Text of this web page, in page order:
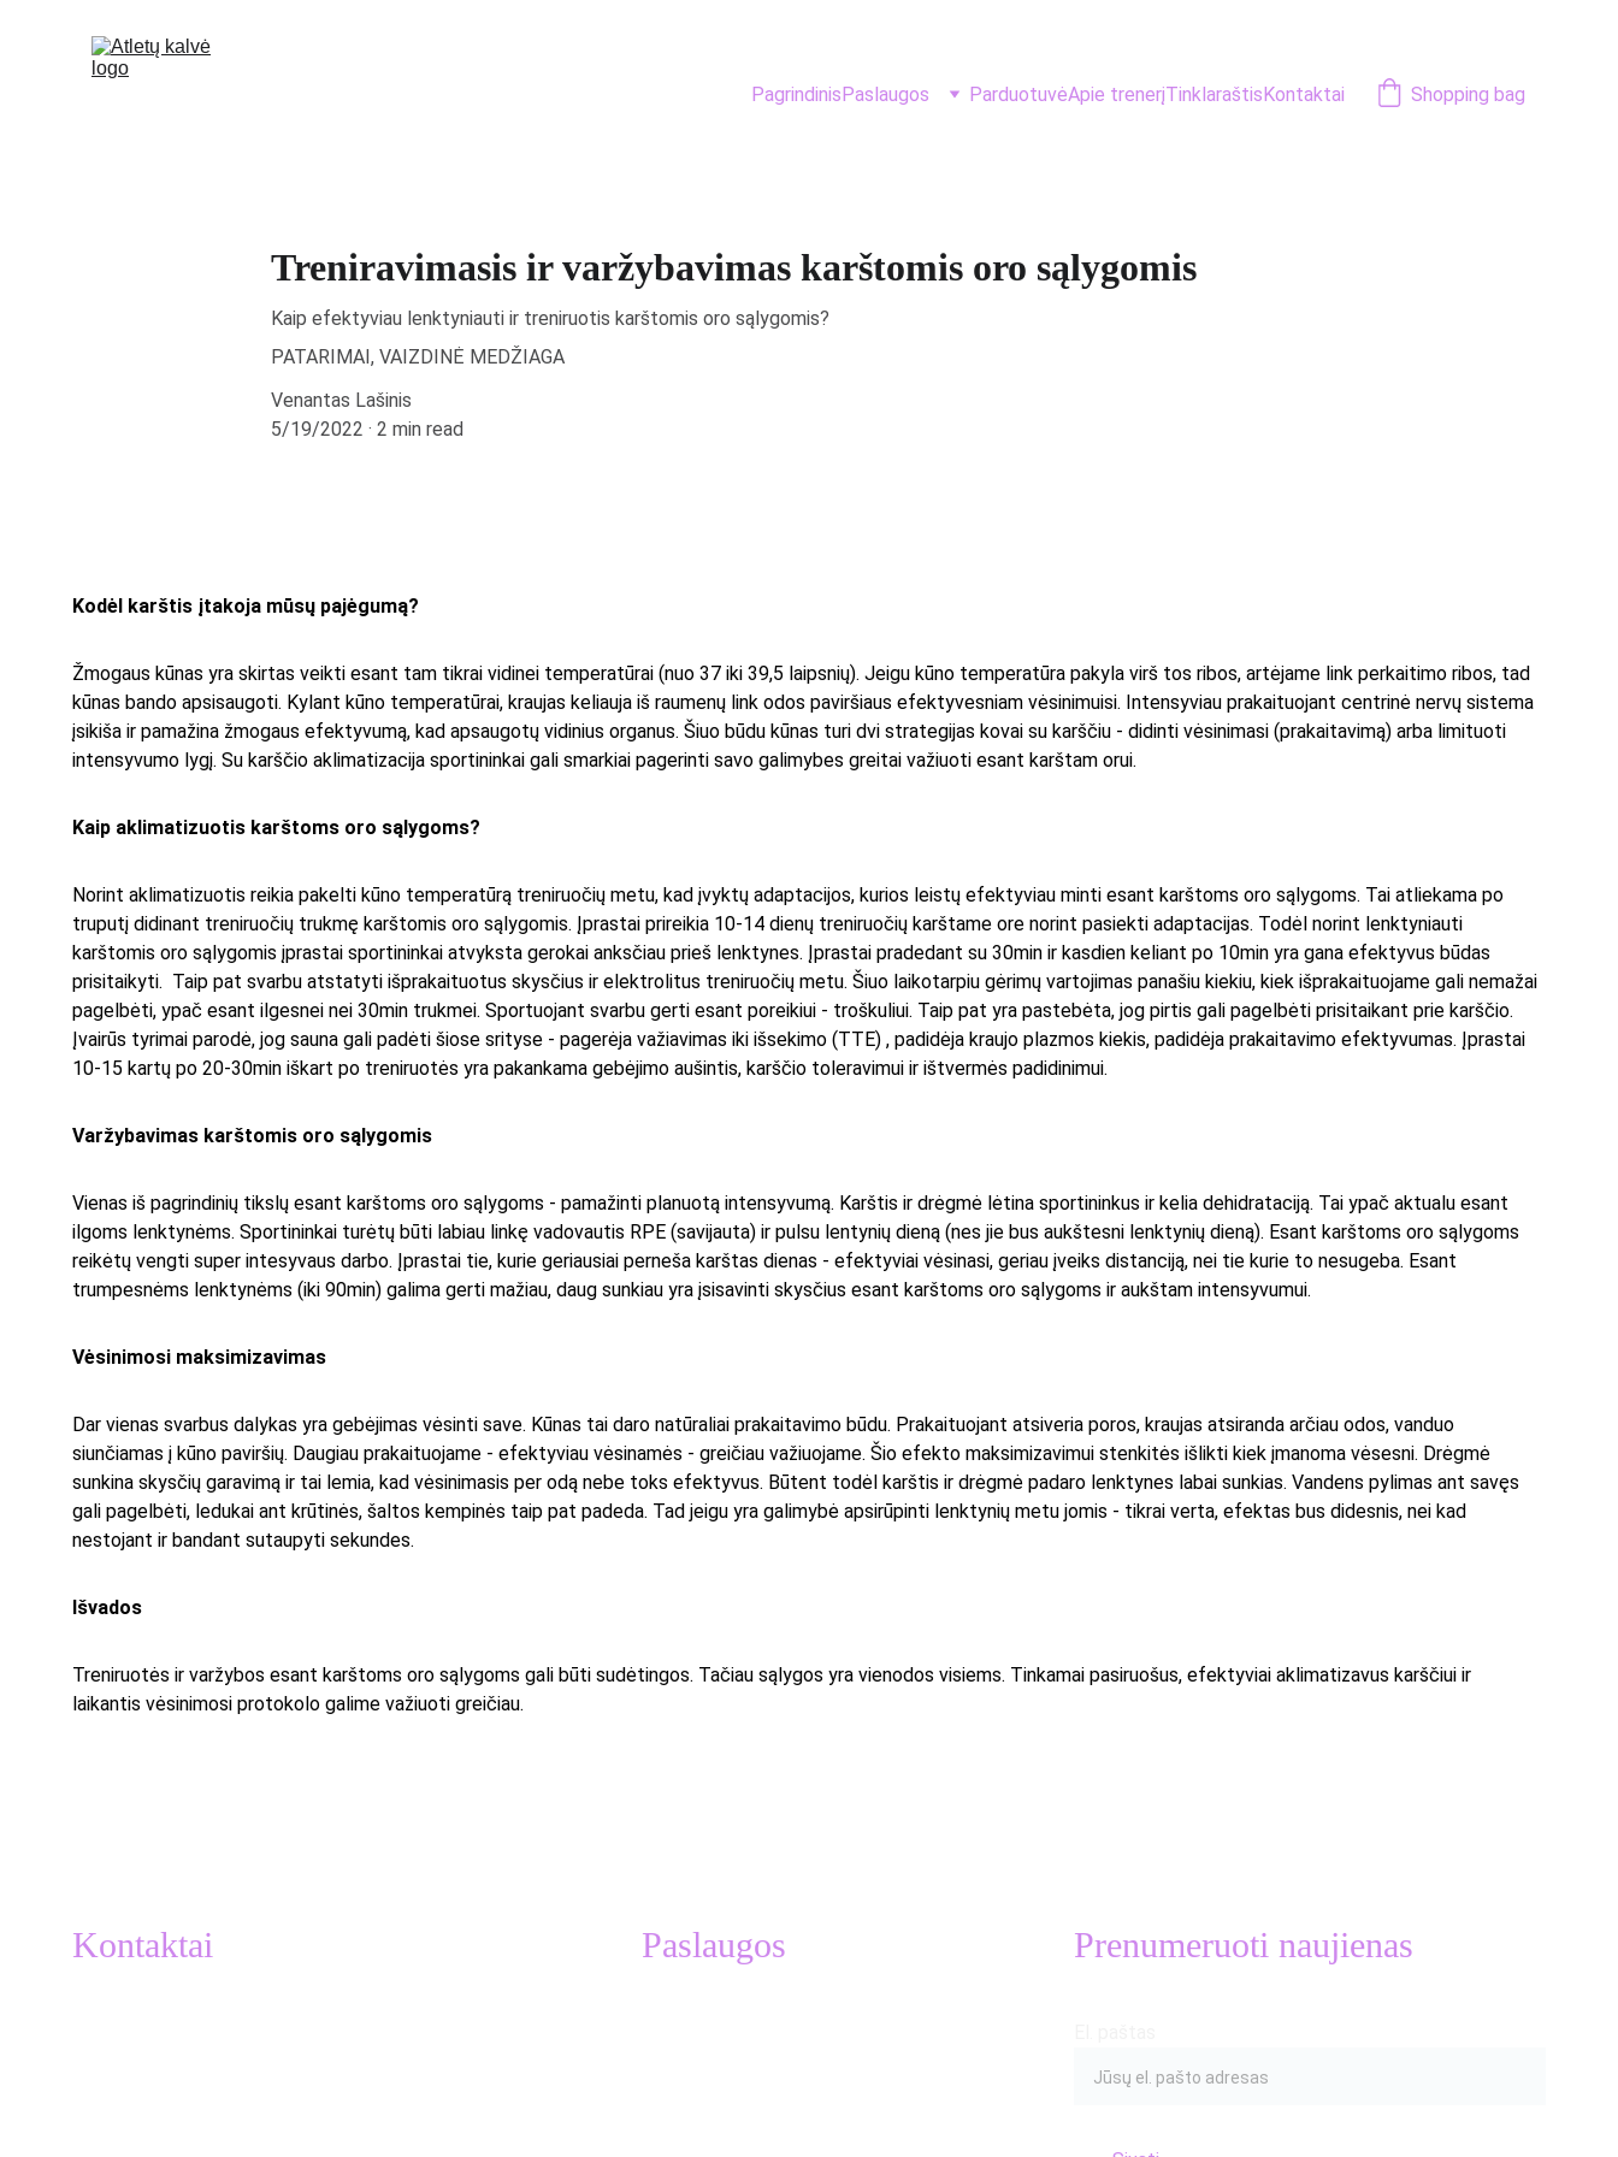
PagrindinisPaslaugos ParduotuvėApie trenerįTinklaraštisKontaktai Shopping bag
Treniravimasis ir varžybavimas karštomis oro sąlygomis
Kaip efektyviau lenktyniauti ir treniruotis karštomis oro sąlygomis?
PATARIMAI, VAIZDINĖ MEDŽIAGA
Venantas Lašinis
5/19/2022
2 min read
Kodėl karštis įtakoja mūsų pajėgumą?
Žmogaus kūnas yra skirtas veikti esant tam tikrai vidinei temperatūrai (nuo 37 iki 39,5 laipsnių). Jeigu kūno temperatūra pakyla virš tos ribos, artėjame link perkaitimo ribos, tad
kūnas bando apsisaugoti. Kylant kūno temperatūrai, kraujas keliauja iš raumenų link odos paviršiaus efektyvesniam vėsinimuisi. Intensyviau prakaituojant centrinė nervų sistema
įsikiša ir pamažina žmogaus efektyvumą, kad apsaugotų vidinius organus. Šiuo būdu kūnas turi dvi strategijas kovai su karščiu - didinti vėsinimasi (prakaitavimą) arba limituoti
intensyvumo lygį. Su karščio aklimatizacija sportininkai gali smarkiai pagerinti savo galimybes greitai važiuoti esant karštam orui.
Kaip aklimatizuotis karštoms oro sąlygoms?
Norint aklimatizuotis reikia pakelti kūno temperatūrą treniruočių metu, kad įvyktų adaptacijos, kurios leistų efektyviau minti esant karštoms oro sąlygoms. Tai atliekama po
truputį didinant treniruočių trukmę karštomis oro sąlygomis. Įprastai prireikia 10-14 dienų treniruočių karštame ore norint pasiekti adaptacijas. Todėl norint lenktyniauti
karštomis oro sąlygomis įprastai sportininkai atvyksta gerokai anksčiau prieš lenktynes. Įprastai pradedant su 30min ir kasdien keliant po 10min yra gana efektyvus būdas
prisitaikyti.  Taip pat svarbu atstatyti išprakaituotus skysčius ir elektrolitus treniruočių metu. Šiuo laikotarpiu gėrimų vartojimas panašiu kiekiu, kiek išprakaituojame gali nemažai
pagelbėti, ypač esant ilgesnei nei 30min trukmei. Sportuojant svarbu gerti esant poreikiui - troškuliui. Taip pat yra pastebėta, jog pirtis gali pagelbėti prisitaikant prie karščio.
Įvairūs tyrimai parodė, jog sauna gali padėti šiose srityse - pagerėja važiavimas iki išsekimo (TTE) , padidėja kraujo plazmos kiekis, padidėja prakaitavimo efektyvumas. Įprastai
10-15 kartų po 20-30min iškart po treniruotės yra pakankama gebėjimo aušintis, karščio toleravimui ir ištvermės padidinimui.
Varžybavimas karštomis oro sąlygomis
Vienas iš pagrindinių tikslų esant karštoms oro sąlygoms - pamažinti planuotą intensyvumą. Karštis ir drėgmė lėtina sportininkus ir kelia dehidrataciją. Tai ypač aktualu esant
ilgoms lenktynėms. Sportininkai turėtų būti labiau linkę vadovautis RPE (savijauta) ir pulsu lentynių dieną (nes jie bus aukštesni lenktynių dieną). Esant karštoms oro sąlygoms
reikėtų vengti super intesyvaus darbo. Įprastai tie, kurie geriausiai perneša karštas dienas - efektyviai vėsinasi, geriau įveiks distanciją, nei tie kurie to nesugeba. Esant
trumpesnėms lenktynėms (iki 90min) galima gerti mažiau, daug sunkiau yra įsisavinti skysčius esant karštoms oro sąlygoms ir aukštam intensyvumui.
Vėsinimosi maksimizavimas
Dar vienas svarbus dalykas yra gebėjimas vėsinti save. Kūnas tai daro natūraliai prakaitavimo būdu. Prakaituojant atsiveria poros, kraujas atsiranda arčiau odos, vanduo
siunčiamas į kūno paviršių. Daugiau prakaituojame - efektyviau vėsinamės - greičiau važiuojame. Šio efekto maksimizavimui stenkitės išlikti kiek įmanoma vėsesni. Drėgmė
sunkina skysčių garavimą ir tai lemia, kad vėsinimasis per odą nebe toks efektyvus. Būtent todėl karštis ir drėgmė padaro lenktynes labai sunkias. Vandens pylimas ant savęs
gali pagelbėti, ledukai ant krūtinės, šaltos kempinės taip pat padeda. Tad jeigu yra galimybė apsirūpinti lenktynių metu jomis - tikrai verta, efektas bus didesnis, nei kad
nestojant ir bandant sutaupyti sekundes.
Išvados
Treniruotės ir varžybos esant karštoms oro sąlygoms gali būti sudėtingos. Tačiau sąlygos yra vienodos visiems. Tinkamai pasiruošus, efektyviai aklimatizavus karščiui ir
laikantis vėsinimosi protokolo galime važiuoti greičiau.
Kontaktai Prenumeruoti naujienas
Paslaugos